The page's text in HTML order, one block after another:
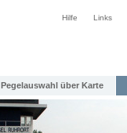
Hilfe Links
Pegelauswahl über Karte